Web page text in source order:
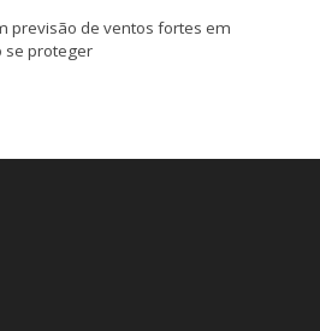
previsão de ventos fortes em
se proteger